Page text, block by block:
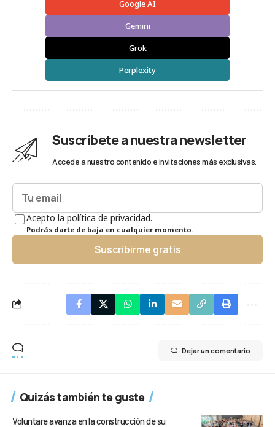
Google AI
Gemini
Grok
Perplexity
Suscríbete a nuestra newsletter
Accede a nuestro contenido e invitaciones más exclusivas.
Acepto la política de privacidad.
Podrás darte de baja en cualquier momento.
Suscribirme gratis
Dejar un comentario
Quizás también te guste
Voluntare avanza en la construcción de su